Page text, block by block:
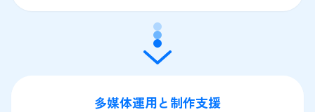
多媒体運用と制作支援